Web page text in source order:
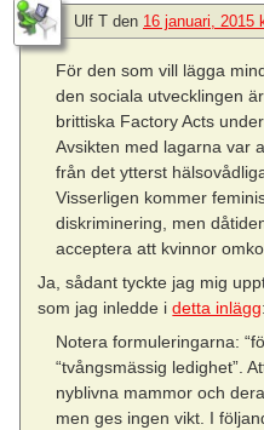
Ulf T den 16 januari, 2015
För den som vill lägga
den sociala utvecklingen
brittiska Factory Acts
Avsikten med lagarna var
från det ytterst
Visserligen kommer
diskriminering, men
acceptera att kvinnor
Ja, sådant tyckte jag mig
som jag inledde idetta inlägg:
Notera formuleringarna:
“tvångsmässig ledighet”.
nyblivna mammor och
men ges ingen vikt. I